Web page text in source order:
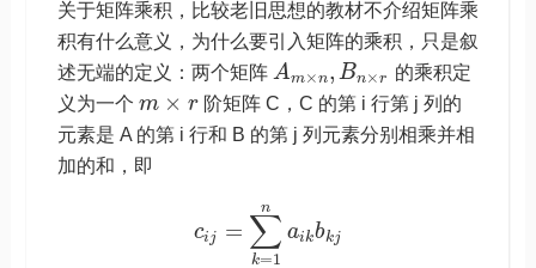
关于矩阵乘积，比较老旧思想的教材不介绍矩阵乘
积有什么意义，为什么要引入矩阵的乘积，只是叙
述无端的定义：两个矩阵 Am×n, Bn×r
的乘积定
义为一个 m × r 阶矩阵 C，C 的第 i 行第 j 列的
元素是 A 的第 i 行和 B 的第 j 列元素分别相乘并相
加的和，即
cij = ∑
k=1
n
aikbkj